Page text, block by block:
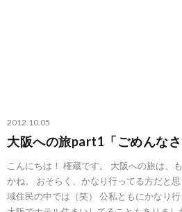
2012.10.05
大阪への旅part1「ごめんなさ
こんにちは！ 権蔵です。 大阪への旅は、
かね。 おそらく、かなり行ってる方だと
域住民の中では（笑） 公私ともにかなり